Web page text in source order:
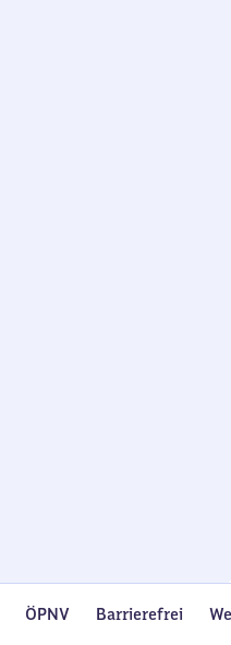
ÖPNV Barrierefrei